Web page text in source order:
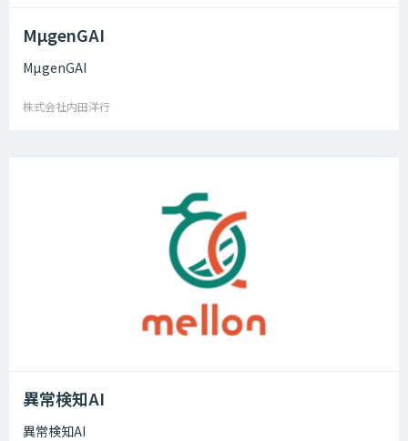
MµgenGAI
MµgenGAI
株式会社内田洋行
異常検知AI
異常検知AI